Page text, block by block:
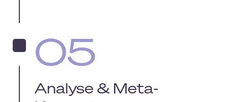
05
Analyse & Meta-